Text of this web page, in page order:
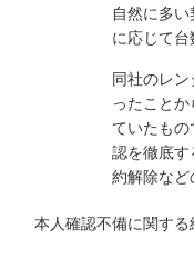
自然に多
に応じて台
同社のレ
ったこと
ていたも
認を徹底す
約解除など
本人確認不備に関す